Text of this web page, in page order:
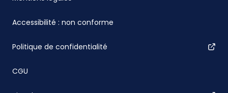
Accessibilité : non conforme
Politique de confidentialité
CGU